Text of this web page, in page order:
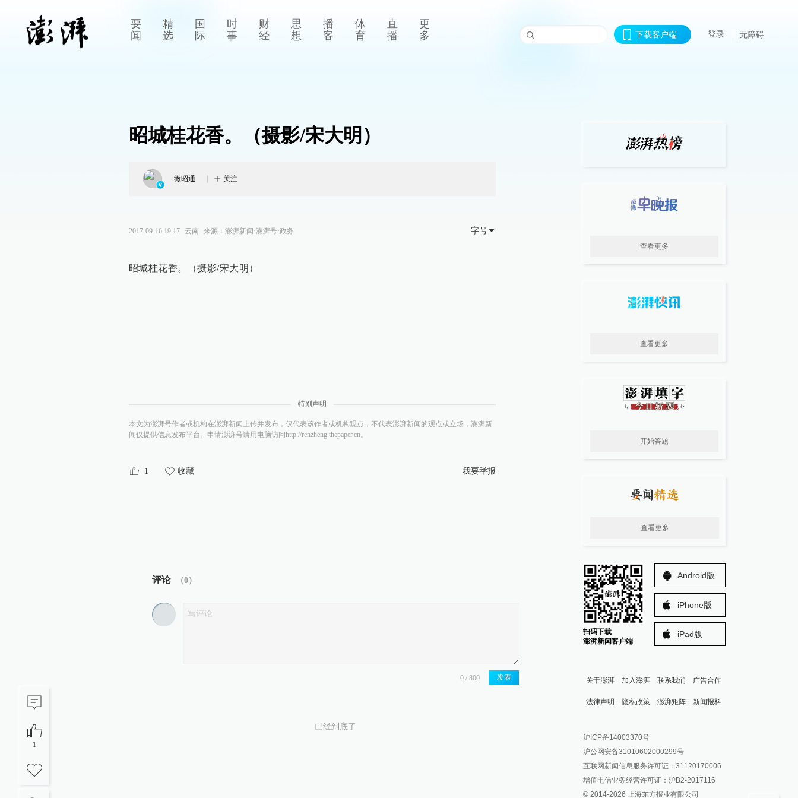
要
闻
精
选
国
际
时
事
财
经
思
想
播
客
体
育
直
播
更
多
下载客户端 登录 无障碍
1
昭城桂花香。（摄影/宋大明）
微昭通 关注
2017-09-16 19:17 云南 来源： 澎湃新闻·澎湃号·政务 字号
昭城桂花香。（摄影/宋大明）
特别声明
本文为澎湃号作者或机构在澎湃新闻上传并发布，仅代表该作者或机构观点，不代表澎湃新闻的观点或立场，澎湃新
闻仅提供信息发布平台。申请澎湃号请用电脑访问http://renzheng.thepaper.cn。
1 收藏 我要举报
评论 （0）
发表
已经到底了
查看更多
查看更多
开始答题
查看更多
扫码下载
澎湃新闻客户端
Android版
iPhone版
iPad版
关于澎湃 加入澎湃 联系我们 广告合作
法律声明 隐私政策 澎湃矩阵
澎湃新闻公众号
澎湃新闻抖音号
派生万物开放平台
IP SHANGHAI
新闻报料
报料邮箱: news@thepaper.cn
沪ICP备14003370号
沪公网安备31010602000299号
互联网新闻信息服务许可证：31120170006
增值电信业务经营许可证：沪B2-2017116
© 2014-2026 上海东方报业有限公司